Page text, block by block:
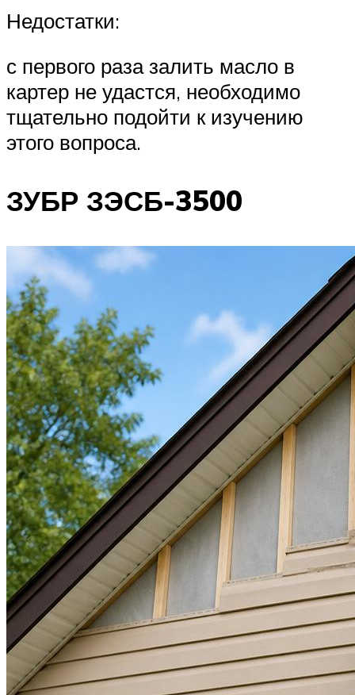
Недостатки:
с первого раза залить масло в
картер не удастся, необходимо
тщательно подойти к изучению
этого вопроса.
ЗУБР ЗЭСБ-3500